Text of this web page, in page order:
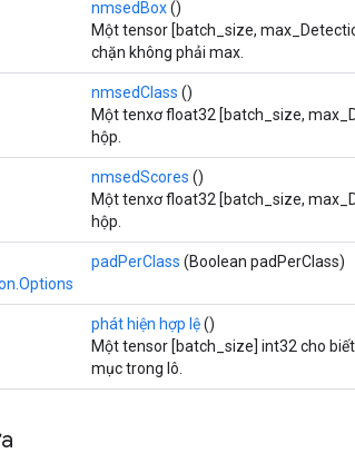
nmsedBox()
Một tensor [batch_size,
chặn không phải max.
nmsedClass ()
Một tenxơ float32 [batch_size,
hộp.
nmsedScores ()
Một tenxơ float32 [batch_size,
hộp.
padPerClass (Boolean padPerClass)
phát hiện hợp lệ()
Một tensor [batch_size] int32 cho
mục trong lô.